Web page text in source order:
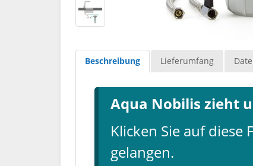
Beschreibung Lieferumfang
Aqua Nobilis zieht
Klicken Sie auf
gelangen.